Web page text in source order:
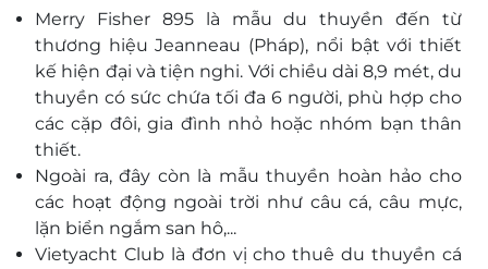
Merry Fisher 895 là mẫu du thuyền đến từ
thương hiệu Jeanneau (Pháp), nổi bật với thiết
kế hiện đại và tiện nghi. Với chiều dài 8,9 mét, du
thuyền có sức chứa tối đa 6 người, phù hợp cho
các cặp đôi, gia đình nhỏ hoặc nhóm bạn thân
thiết.
Ngoài ra, đây còn là mẫu thuyền hoàn hảo cho
các hoạt động ngoài trời như câu cá, câu mực,
lặn biển ngắm san hô,...
Vietyacht Club là đơn vị cho thuê du thuyền cá